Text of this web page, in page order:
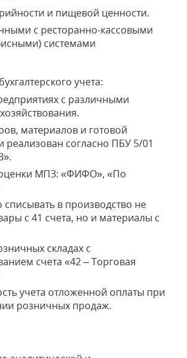
и пищевой ценности.
с ресторанно-кассовыми
системами
учета:
с различными
материалов и готовой
реализован согласно ПБУ 5/01
МПЗ: «ФИФО», «По
в производство не
с 41 счета, но и материалы с
складах с
счета «42 – Торговая
учета отложенной оплаты при
розничных продаж.